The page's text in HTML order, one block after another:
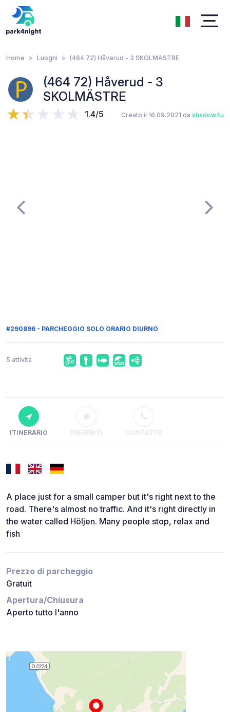
Home Luoghi (464 72) Håverud - 3 SKOLMÄSTRE
(464 72) Håverud - 3
SKOLMÄSTRE
1.4/5 Creato il 16.09.2021 da shadow4u
#290896 - PARCHEGGIO SOLO ORARIO DIURNO
5 attività
ITINERARIO PREFERITI CONTATTO
A place just for a small camper but it's right next to the
road. There's almost no traffic. And it's right directly in
the water called Höljen. Many people stop, relax and
fish
Prezzo di parcheggio
Gratuit
Apertura/Chiusura
Aperto tutto l'anno